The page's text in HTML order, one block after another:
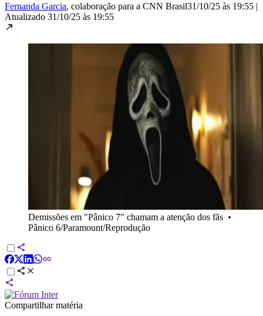
Fernanda Garcia, colaboração para a CNN Brasil31/10/25 às 19:55 |
Atualizado 31/10/25 às 19:55
Demissões em "Pânico 7" chamam a atenção dos fãs •
Pânico 6/Paramount/Reprodução
Compartilhar matéria